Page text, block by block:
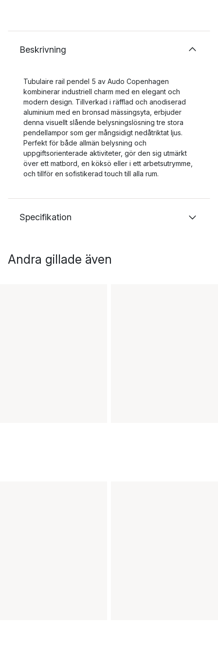
Beskrivning
Tubulaire rail pendel 5 av Audo Copenhagen
kombinerar industriell charm med en elegant och
modern design. Tillverkad i räfflad och anodiserad
aluminium med en bronsad mässingsyta, erbjuder
denna visuellt slående belysningslösning tre stora
pendellampor som ger mångsidigt nedåtriktat ljus.
Perfekt för både allmän belysning och
uppgiftsorienterade aktiviteter, gör den sig utmärkt
över ett matbord, en köksö eller i ett arbetsutrymme,
och tillför en sofistikerad touch till alla rum.
Specifikation
Andra gillade även